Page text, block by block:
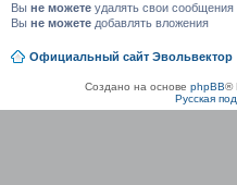
Вы не можете удалять свои сообщения
Вы не можете добавлять вложения
Официальный сайт Эвольвектор
Создано на основе phpBB®
Русская